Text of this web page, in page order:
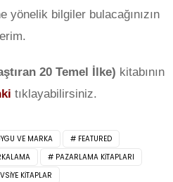
yönelik bilgiler bulacağınızın
20 Temel İlke) kitabının
tıklayabilirsiniz.
VE MARKA
FEATURED
PAZARLAMA KITAPLARI
KITAPLAR